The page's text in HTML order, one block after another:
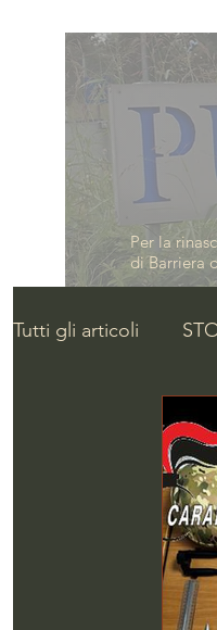
Per la
di Barriera
Tutti gli articoli